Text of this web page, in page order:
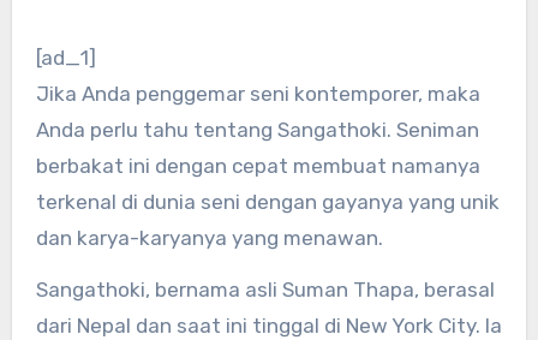
[ad_1]
Jika Anda penggemar seni kontemporer, maka
Anda perlu tahu tentang Sangathoki. Seniman
berbakat ini dengan cepat membuat namanya
terkenal di dunia seni dengan gayanya yang unik
dan karya-karyanya yang menawan.
Sangathoki, bernama asli Suman Thapa, berasal
dari Nepal dan saat ini tinggal di New York City. Ia